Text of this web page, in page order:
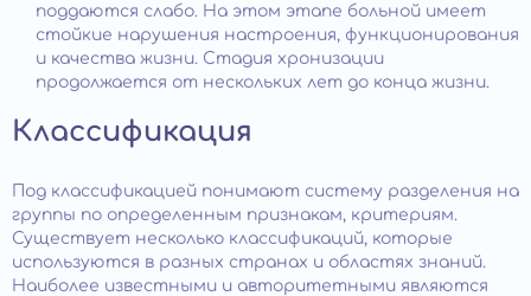
поддаются слабо. На этом этапе больной имеет
стойкие нарушения настроения, функционирования
и качества жизни. Стадия хронизации
продолжается от нескольких лет до конца жизни.
Классификация
Под классификацией понимают систему разделения на
группы по определенным признакам, критериям.
Существует несколько классификаций, которые
используются в разных странах и областях знаний.
Наиболее известными и авторитетными являются